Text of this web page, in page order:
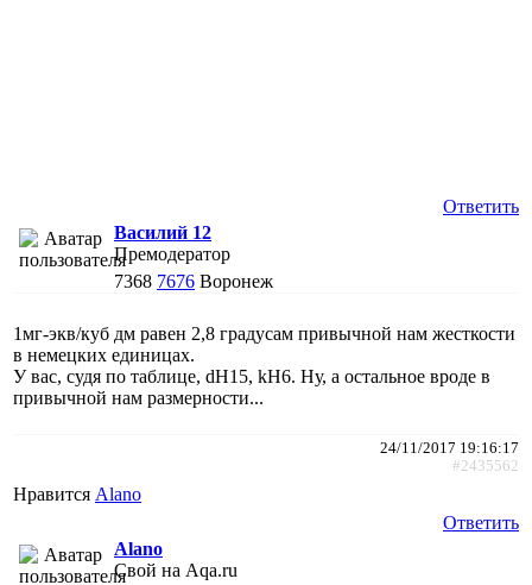
Ответить
Василий 12
Премодератор
7368 7676 Воронеж
1мг-экв/куб дм равен 2,8 градусам привычной нам жесткости
в немецких единицах.
У вас, судя по таблице, dH15, kH6. Ну, а остальное вроде в
привычной нам размерности...
24/11/2017 19:16:17
#2435562
Нравится Alano
Ответить
Alano
Свой на Aqa.ru